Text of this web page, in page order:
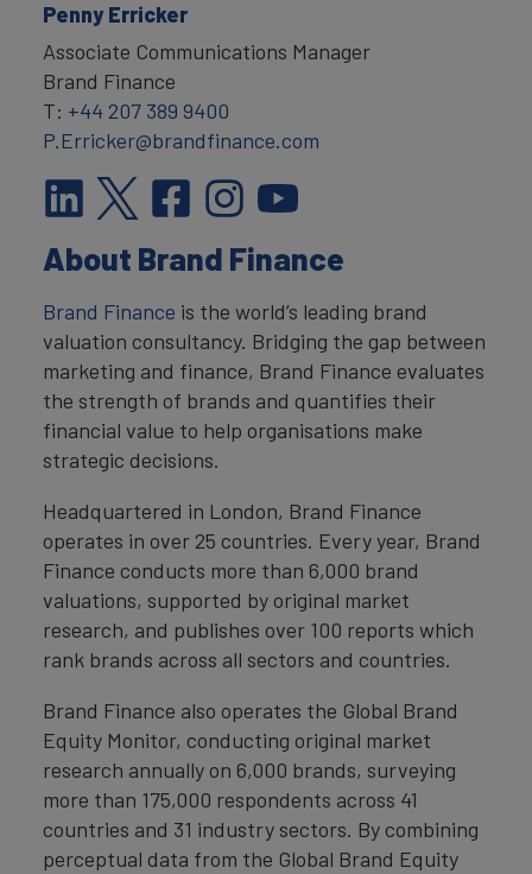
Penny Erricker
Associate Communications Manager
Brand Finance
T: +44 207 389 9400
P.Erricker@brandfinance.com
About Brand Finance
Brand Finance is the world’s leading brand
valuation consultancy. Bridging the gap between
marketing and finance, Brand Finance evaluates
the strength of brands and quantifies their
financial value to help organisations make
strategic decisions.
Headquartered in London, Brand Finance
operates in over 25 countries. Every year, Brand
Finance conducts more than 6,000 brand
valuations, supported by original market
research, and publishes over 100 reports which
rank brands across all sectors and countries.
Brand Finance also operates the Global Brand
Equity Monitor, conducting original market
research annually on 6,000 brands, surveying
more than 175,000 respondents across 41
countries and 31 industry sectors. By combining
perceptual data from the Global Brand Equity